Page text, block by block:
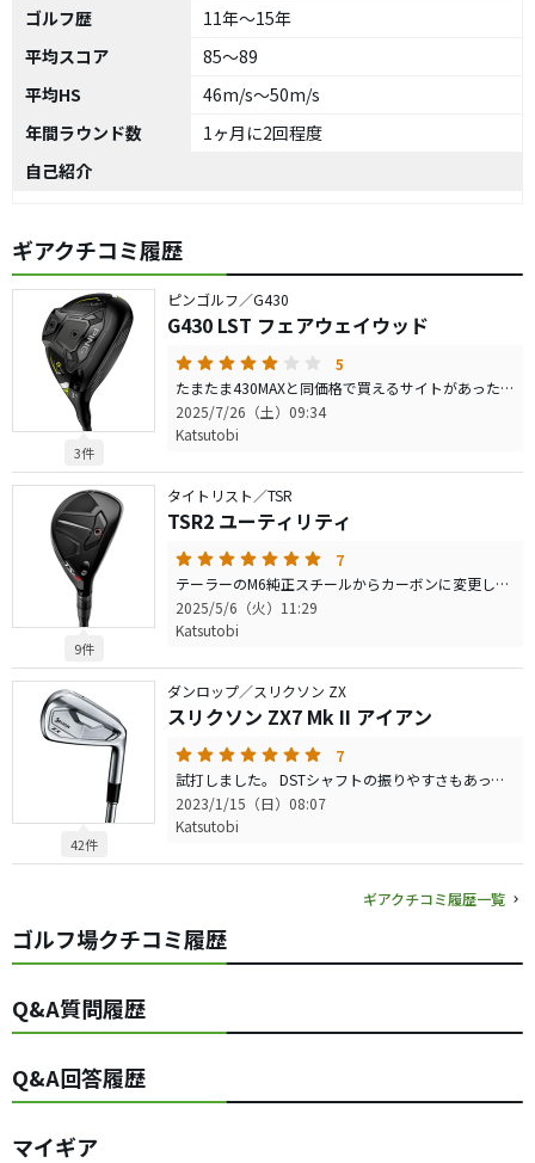
ゴルフ歴
11年～15年
平均スコア
85～89
平均HS
46m/s～50m/s
年間ラウンド数
1ヶ月に2回程度
自己紹介
ギアクチコミ履歴
3件
ピンゴルフ／G430
G430 LST フェアウェイウッド
5
たまたま430MAXと同価格で買えるサイトがあったためそれだったらと思いMAXの5Wと一緒に購入しました。 正直、MAXとの価格差分の性能差は感じられませんでした。(まあ価格差なく買えたのでよしとしますが) 打感がパカッという感じでチタンで想像していた爽快感はさほど得られません。 飛距離は飛ぶ方だと思いますのでMAXと同じ価格なら試しても良いかと思いますが一度試打することを推奨します。
2025/7/26（土）09:34
Katsutobi
9件
タイトリスト／TSR
TSR2 ユーティリティ
7
テーラーのM6純正スチールからカーボンに変更したくなり物色していた際、TENSEI PRO 1K HYBRID70SのTSR2を見つけて試打、購入しました。 引っ掛け、それを嫌って右プッシュ持ちですが、これは振りやすくしなり過ぎることもなくストレート～ドローで210-200yが安定して打ててます。打感も心地良いです。芯にあたれば。 是非試打してみることをオススメします！
2025/5/6（火）11:29
Katsutobi
42件
ダンロップ／スリクソン ZX
スリクソン ZX7 Mk II アイアン
7
試打しました。 DSTシャフトの振りやすさもあってか打点が安定しました。打感は柔らかくも厚く感じ好感触です。前作からの値上がり感はありますが買う価値は絶対あります。ジワジワ納期が延びていることもありポチることを余儀なくされました。
2023/1/15（日）08:07
Katsutobi
ギアクチコミ履歴一覧
ゴルフ場クチコミ履歴
Q&A質問履歴
Q&A回答履歴
マイギア